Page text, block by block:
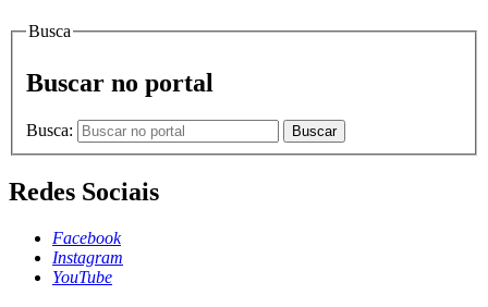
Busca
Buscar no portal
Busca: Buscar
Redes Sociais
Facebook
Instagram
YouTube